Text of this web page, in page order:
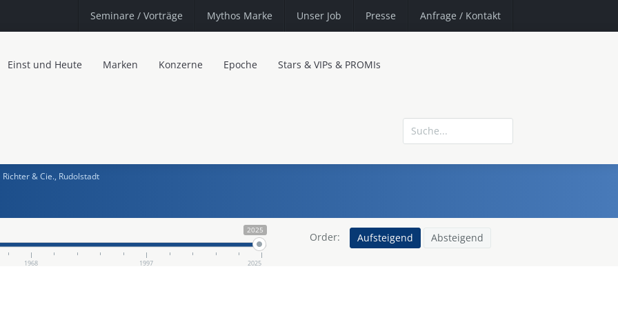
Seminare / Vorträge Mythos Marke Unser Job Presse Anfrage / Kontakt
Einst und Heute Marken Konzerne Epoche Stars & VIPs & PROMIs
Richter & Cie., Rudolstadt
2025
1968 1997 2025
Order: Aufsteigend Absteigend